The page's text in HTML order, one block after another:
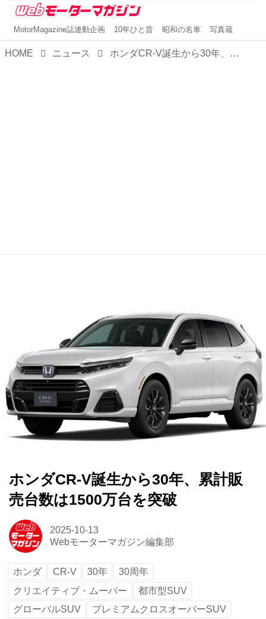
MotorMagazine誌連動企画 10年ひと昔 昭和の名車 写真蔵
HOME ニュース ホンダCR-V誕生から30年、累計販売台数は1500万台を突破
ホンダCR-V誕生から30年、累計販
売台数は1500万台を突破
2025-10-13
Webモーターマガジン編集部
ホンダ CR-V 30年
30周年
クリエイティブ・ムーバー
都市型SUV
グローバルSUV
プレミアムクロスオーバーSUV